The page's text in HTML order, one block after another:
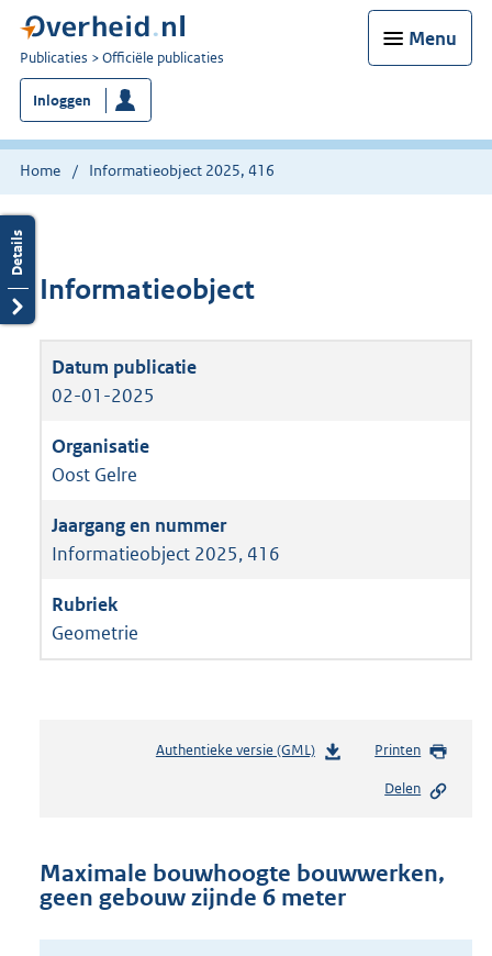
Menu
U
bent
nu
hier:
Publicaties Officiële publicaties
Inloggen
Home Informatieobject 2025, 416
Informatieobject
02-01-2025
Oost Gelre
Informatieobject 2025, 416
Geometrie
Authentieke versie (GML)b
n
d
s
Printen
Delen
Maximale bouwhoogte bouwwerken,
geen gebouw zijnde 6 meter